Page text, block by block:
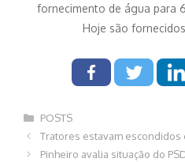
fornecimento de água para
Hoje são
Categorias
POSTS
Navegação
de
Tratores estavam escondidos
Pinheiro avalia situação do